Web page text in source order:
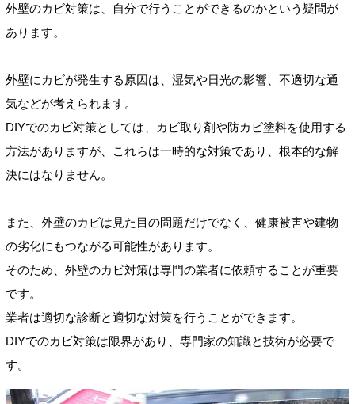
外壁のカビ対策は、自分で行うことができるのかという疑問が
あります。
外壁にカビが発生する原因は、湿気や日光の影響、不適切な通
気などが考えられます。
DIYでのカビ対策としては、カビ取り剤や防カビ塗料を使用する
方法がありますが、これらは一時的な対策であり、根本的な解
決にはなりません。
また、外壁のカビは見た目の問題だけでなく、健康被害や建物
の劣化にもつながる可能性があります。
そのため、外壁のカビ対策は専門の業者に依頼することが重要
です。
業者は適切な診断と適切な対策を行うことができます。
DIYでのカビ対策は限界があり、専門家の知識と技術が必要で
す。